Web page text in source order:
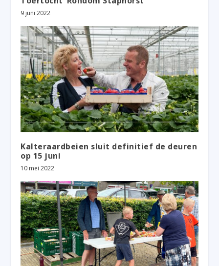
9 juni 2022
Kalteraardbeien sluit definitief de deuren
op 15 juni
10 mei 2022